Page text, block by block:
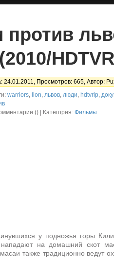
24.01.2011, Просмотров: 665, Автор:
warriors, lion, львов, люди, hdtvrip,
() | Категория: Фильмы
у подножья горы
на домашний скот
также традиционно ведут